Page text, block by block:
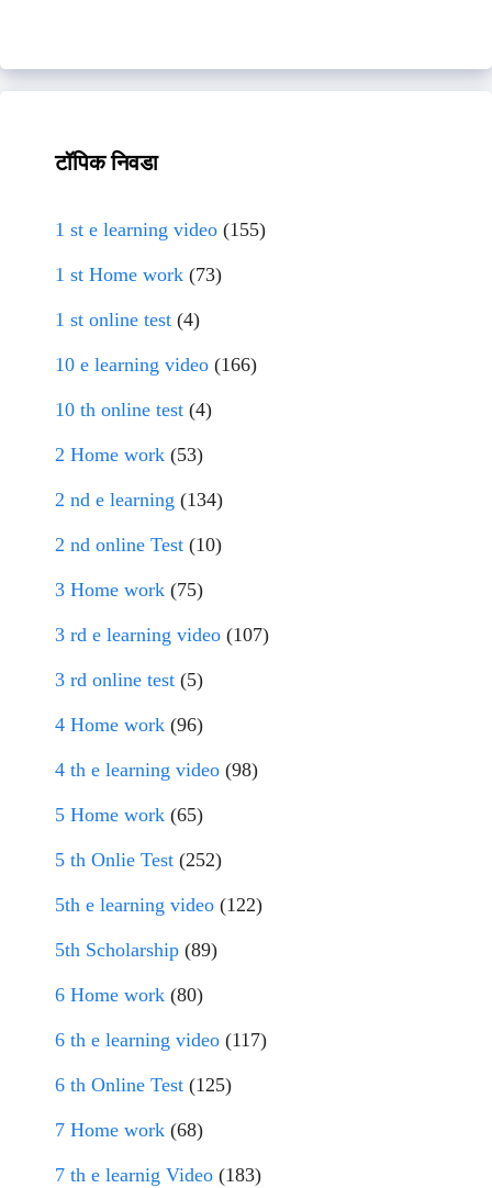
टॉपिक निवडा
1 st e learning video (155)
1 st Home work (73)
1 st online test (4)
10 e learning video (166)
10 th online test (4)
2 Home work (53)
2 nd e learning (134)
2 nd online Test (10)
3 Home work (75)
3 rd e learning video (107)
3 rd online test (5)
4 Home work (96)
4 th e learning video (98)
5 Home work (65)
5 th Onlie Test (252)
5th e learning video (122)
5th Scholarship (89)
6 Home work (80)
6 th e learning video (117)
6 th Online Test (125)
7 Home work (68)
7 th e learnig Video (183)